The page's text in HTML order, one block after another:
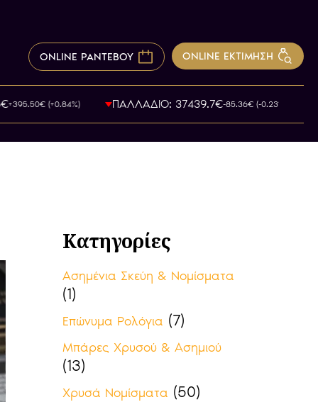
ONLINE ΡΑΝΤΕΒΟΥ ONLINE ΕΚΤΙΜΗΣΗ
(+0.84%) ΠΑΛΛΑΔΙΟ: 37439.7€-85.36€ (-0.23%)
Κατηγορίες
Ασημένια Σκεύη & Νομίσματα
(1)
Επώνυμα Ρολόγια (7)
Μπάρες Χρυσού & Ασημιού
(13)
Χρυσά Νομίσματα (50)